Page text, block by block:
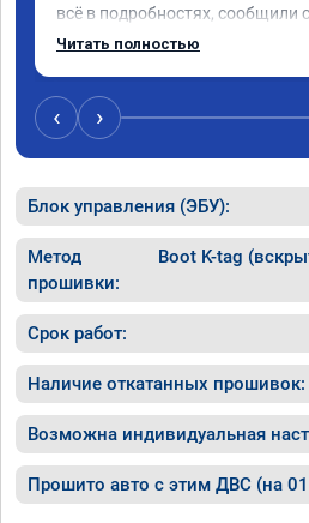
всё в подробностях, сообщили
записали. Приехал в
ао11462 ,знают своё дело
Читать полностью
‹ ›
Блок управления (ЭБУ):
Метод
прошивки:
Boot K-tag
Срок работ:
Наличие откатанных прошивок:
Возможна индивидуальная
Прошито авто с этим ДВС (на